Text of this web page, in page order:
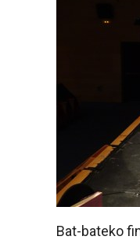
Bat-bateko